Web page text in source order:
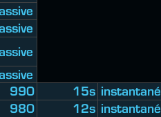
990 15s instantané
980 12s instantané